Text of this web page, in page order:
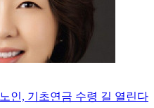
인, 기초연금 수령 길 열린다